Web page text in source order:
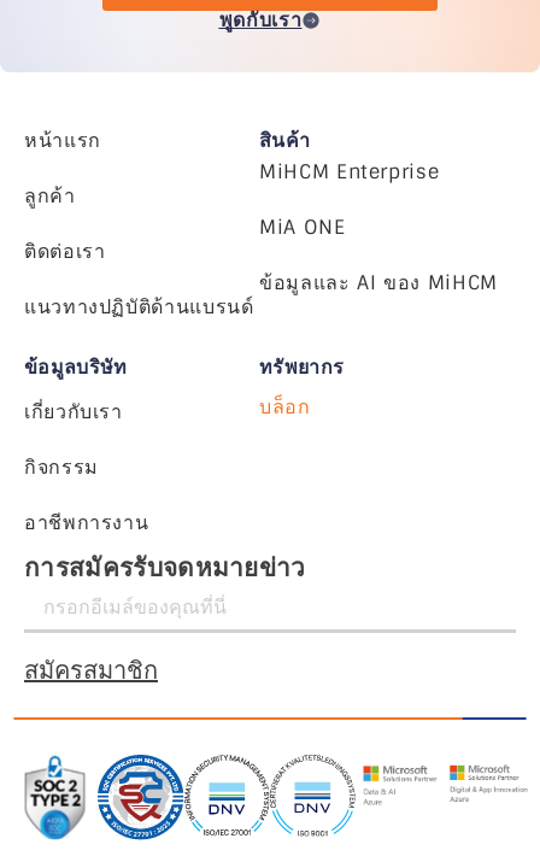
พูดกับเรา
หน้าแรก
ลูกค้า
ติดต่อเรา
แนวทางปฏิบัติด้านแบรนด์
สินค้า
MiHCM Enterprise
MiA ONE
ข้อมูลและ AI ของ MiHCM
ข้อมูลบริษัท
เกี่ยวกับเรา
กิจกรรม
อาชีพการงาน
ทรัพยากร
บล็อก
การสมัครรับจดหมายข่าว
สมัครสมาชิก